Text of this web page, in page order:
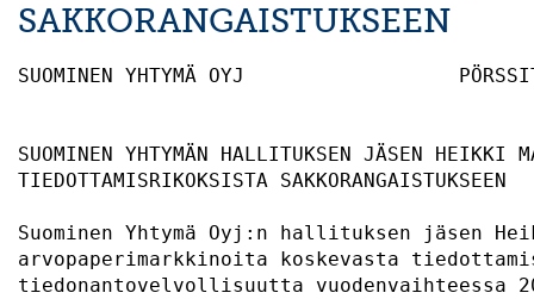
SAKKORANGAISTUKSEEN
SUOMINEN YHTYMÄ OYJ
SUOMINEN YHTYMÄN HALLITUKSEN JÄSEN HEIKKI
TIEDOTTAMISRIKOKSISTA SAKKORANGAISTUKSEEN
Suominen Yhtymä Oyj:n hallituksen
arvopaperimarkkinoita koskevasta
tiedonantovelvollisuutta